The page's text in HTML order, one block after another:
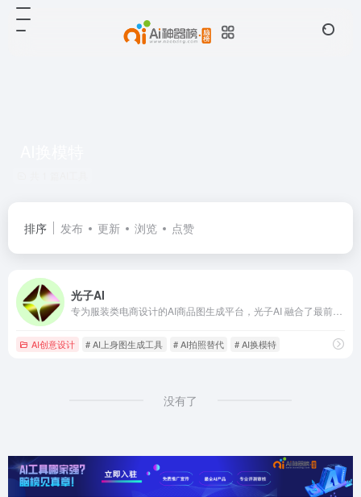
排序 发布 更新 浏览 点赞
光子AI
AI创意设计 # AI上身图生成工具 # AI拍照替代 # AI换模特
没有了